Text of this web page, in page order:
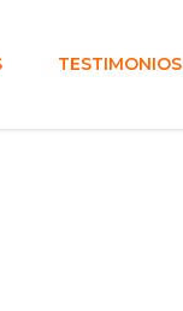
TESTIMONIOS